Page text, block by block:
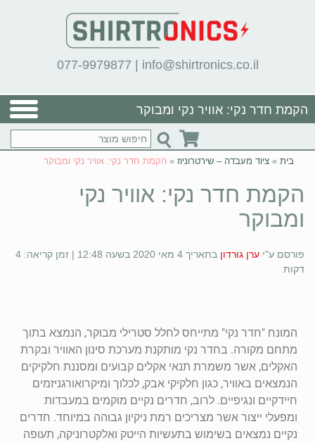
077-9979877 | info@shirtronics.co.il
הקמת חדר נקי: אוויר נקי ומבוקר
בית » ציוד מעבדה – שירטרוניוז » הקמת חדר נקי: אוויר נקי ומבוקר
הקמת חדר נקי: אוויר נקי
ומבוקר
פורסם ע"י ערן גורדון
בתאריך 4 מאי 2020 בשעה 12:48 | זמן קריאה: 4
דקות
המונח "חדר נקי" מתייחס לחלל סטרילי מבוקר, הנמצא בתוך
מתחם מקורה. בחדר נקי מותקנת מערכת סינון האוויר ובקרת
האקלים, אשר משמרת תנאי אקלים קבועים ומסננת חלקיקים
הנמצאים באוויר, כגון חלקיקי אבק, לכלוך ומיקרואורגניזמים
חיידקיים ונגיפיים. לרוב, חדרים נקיים מוקמים במעבדות
ומפעלי ייצור אשר מצריכים רמת ניקיון גבוהה במיוחד. חדרים
נקיים נמצאים בשימוש בתעשיות הייטק ואלקטרוניקה, תעופה